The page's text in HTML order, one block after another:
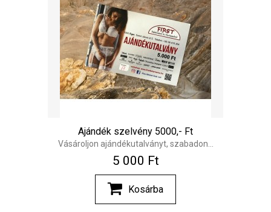
Ajándék szelvény 5000,- Ft
Vásároljon ajándékutalványt, szabadon...
5 000 Ft‎
Kosárba